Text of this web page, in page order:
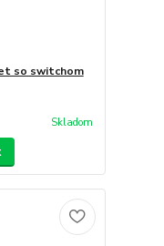
so switchom
Skladom